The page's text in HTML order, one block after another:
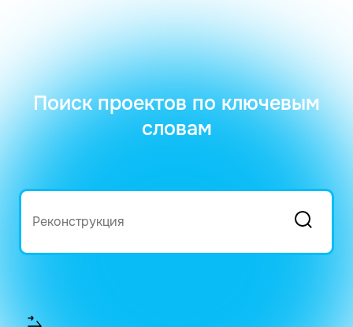
Поиск проектов по ключевым
словам